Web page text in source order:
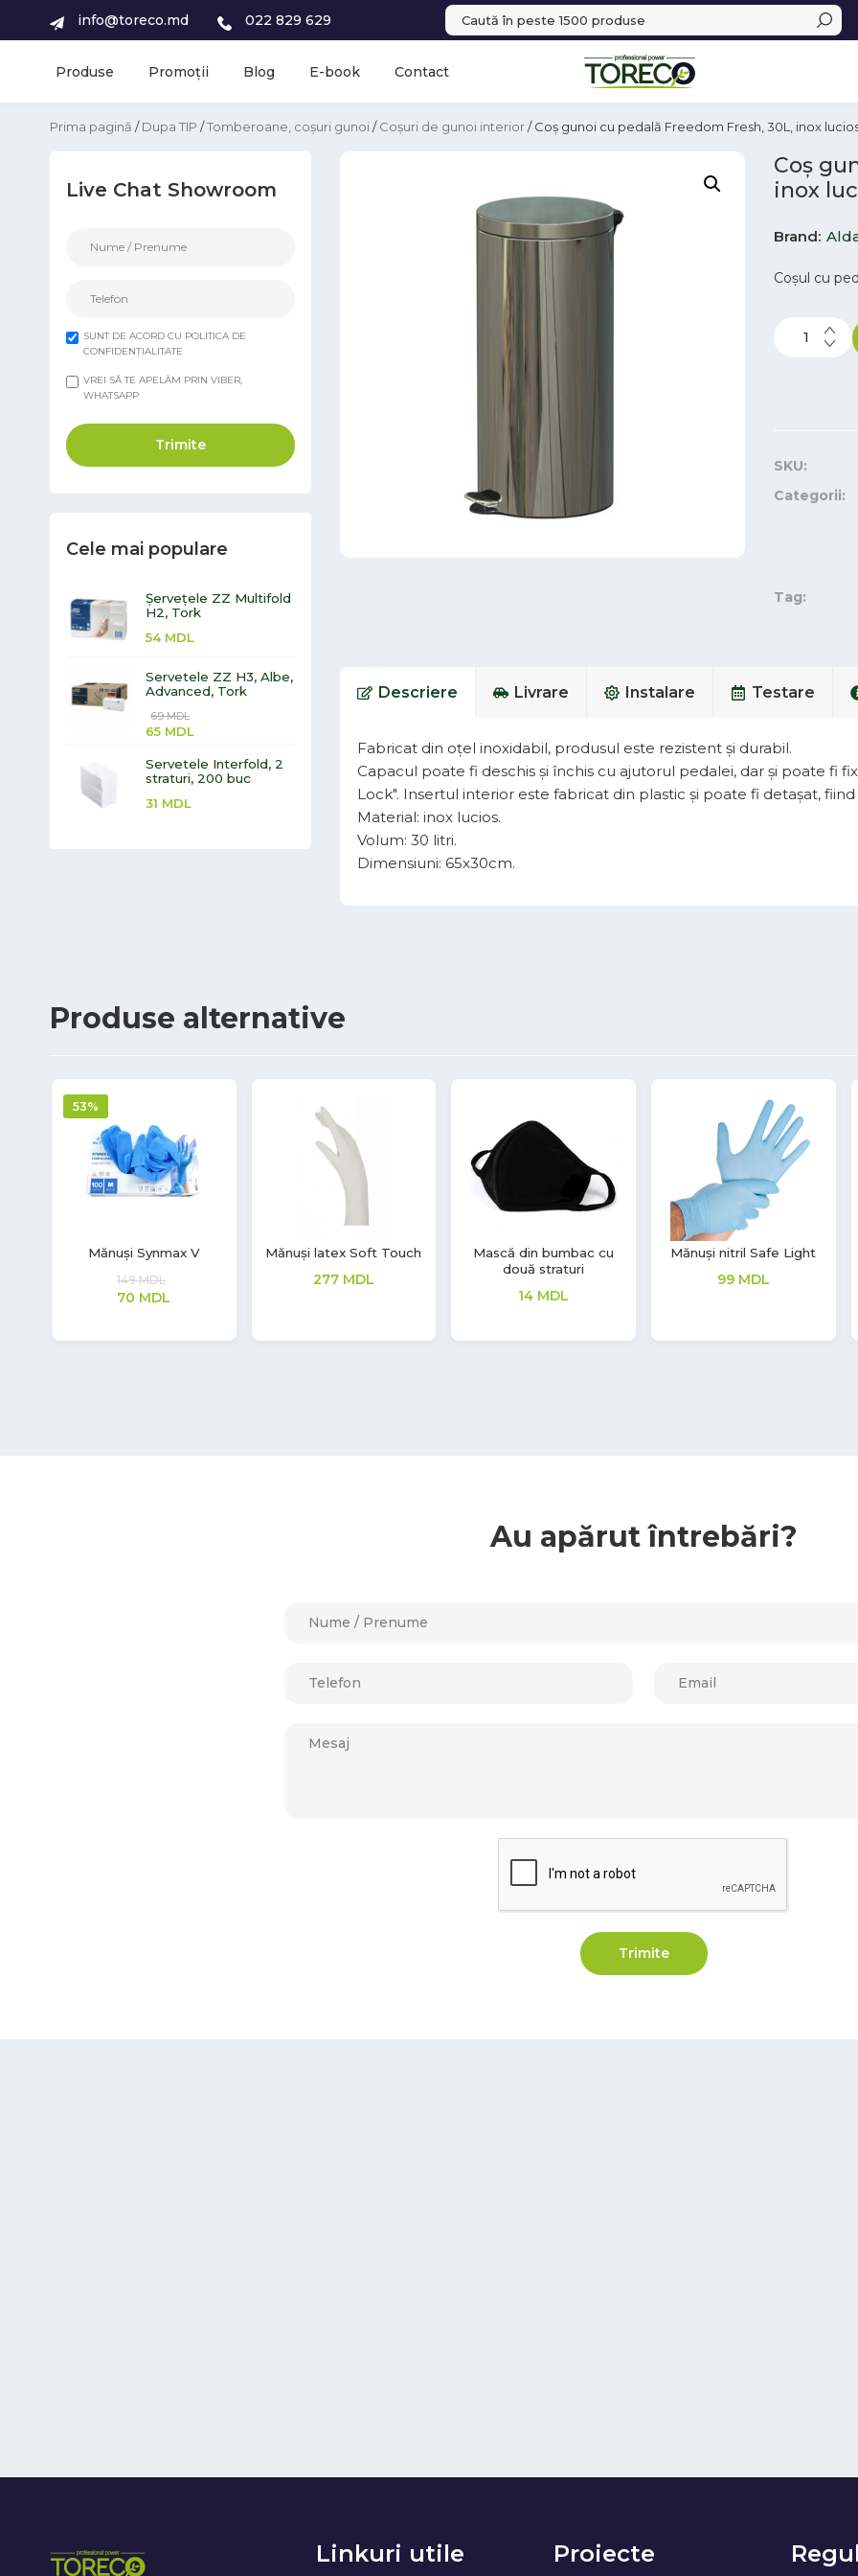
info@toreco.md 022 829 629
Produse Promoții Blog E-book Contact
Prima pagină /Dupa TIP /Tomberoane, coșuri gunoi/Coșuri de gunoi interior/ Coș gunoi cu pedală Freedom Fresh, 30L, inox
Live Chat Showroom
SUNT DE ACORD CU POLITICA DE
CONFIDENȚIALITATE
VREI SĂ TE APELĂM PRIN VIBER,
WHATSAPP
Trimite
Cele mai populare
Șervețele ZZ Multifold
H2, Tork
54 MDL
Servetele ZZ H3, Albe,
Advanced, Tork
69MDL
65 MDL
Servetele Interfold, 2
straturi, 200 buc
31 MDL
Coș
inox
Brand
Coșul cu
SKU:
Categorii:
Tag:
Descriere Livrare Instalare Testare
Fabricat din oțel inoxidabil, produsul este rezistent și durabil.
Capacul poate fi deschis și închis cu ajutorul pedalei, dar și poate fi
Lock". Insertul interior este fabricat din plastic și poate fi detașat,
Material: inox lucios.
Volum: 30 litri.
Dimensiuni: 65x30cm.
Produse alternative
Mănuși nitril Safe Light
99MDL
Mănuși nitril Safe Light
99MDL
Mănuși nitril Safe Light Mănuși latex Soft Touch
208MDL
Au apărut întrebări?
Trimite
Linkuri utile Proiecte